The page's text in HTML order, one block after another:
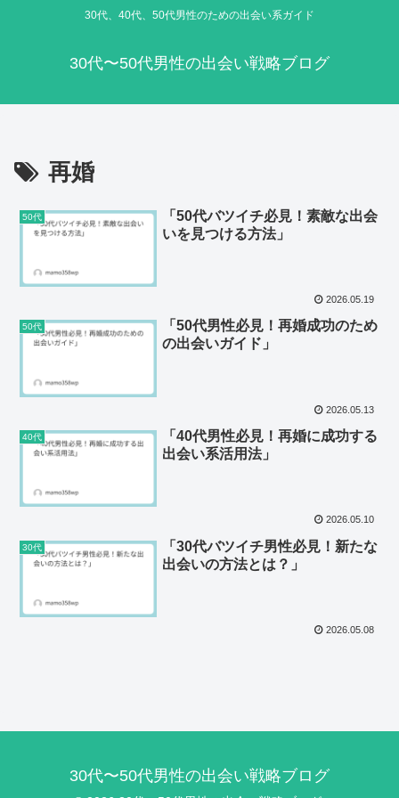
30代、40代、50代男性のための出会い系ガイド
30代〜50代男性の出会い戦略ブログ
再婚
50代
「50代バツイチ必見！素敵な出会
いを見つける方法」
2026.05.19
50代
「50代男性必見！再婚成功のため
の出会いガイド」
2026.05.13
40代
「40代男性必見！再婚に成功する
出会い系活用法」
2026.05.10
30代
「30代バツイチ男性必見！新たな
出会いの方法とは？」
2026.05.08
30代〜50代男性の出会い戦略ブログ